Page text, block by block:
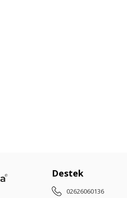
Destek
02626060136